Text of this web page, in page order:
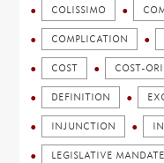
COLISSIMO
COMPLICATION
COST COST-
DEFINITION
INJUNCTION
LEGISLATIVE MANDATE